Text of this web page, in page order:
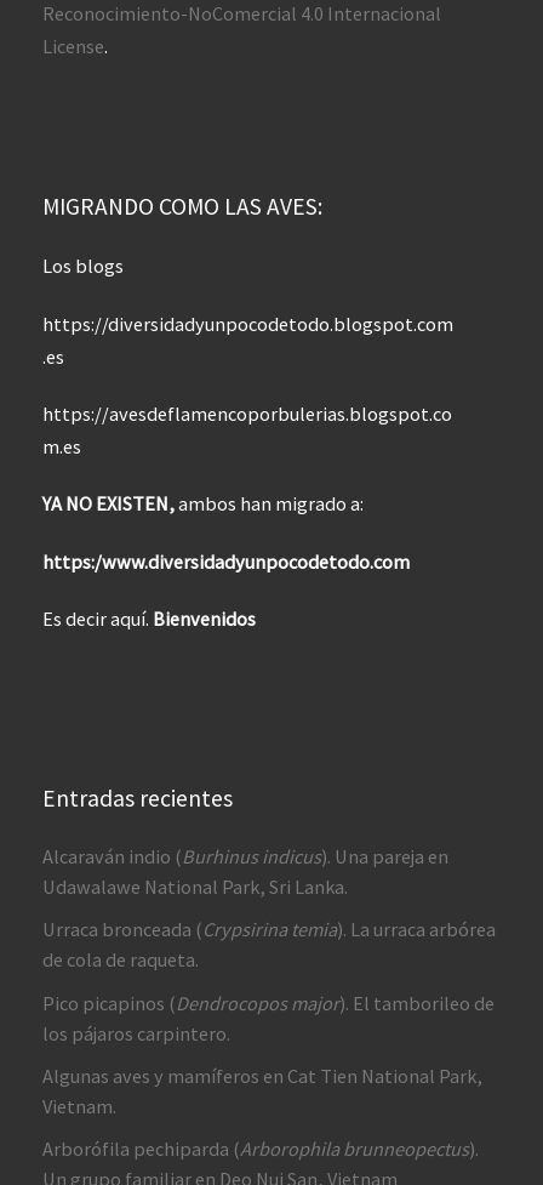
Reconocimiento-NoComercial 4.0 Internacional
License.
MIGRANDO COMO LAS AVES:
Los blogs
https://diversidadyunpocodetodo.blogspot.com
.es
https://avesdeflamencoporbulerias.blogspot.co
m.es
YA NO EXISTEN,ambos han migrado a:
https:/www.diversidadyunpocodetodo.com
Es decir aquí. Bienvenidos
Entradas recientes
Alcaraván indio (Burhinus indicus). Una pareja en
Udawalawe National Park, Sri Lanka.
Urraca bronceada (Crypsirina temia). La urraca arbórea
de cola de raqueta.
Pico picapinos (Dendrocopos major). El tamborileo de
los pájaros carpintero.
Algunas aves y mamíferos en Cat Tien National Park,
Vietnam.
Arborófila pechiparda (Arborophila brunneopectus).
Un grupo familiar en Deo Nui San, Vietnam